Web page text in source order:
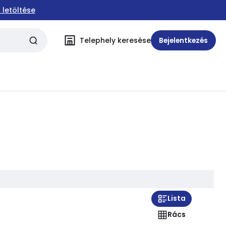
letöltése
Telephely keresése Bejelentkezés
Lista
Rács